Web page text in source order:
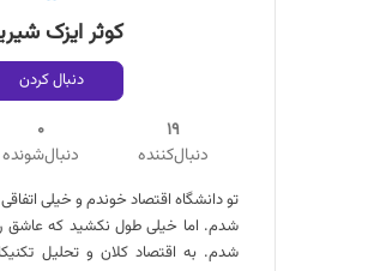
کوثر ایزک
دنبال کردن
19
دنبال‌کننده
0
دنبال‌شونده
تو دانشگاه اقتصاد خوندم و خیلی
شدم. اما خیلی طول نکشید که عاشق
شدم. به اقتصاد کلان و تحلیل